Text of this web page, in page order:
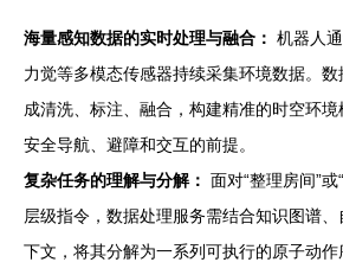
海量感知数据的实时处理与融合： 机器人
力觉等多模态传感器持续采集环境数据。
成清洗、标注、融合，构建精准的时空环
安全导航、避障和交互的前提。
复杂任务的理解与分解： 面对“整理房间”
层级指令，数据处理服务需结合知识图谱
下文，将其分解为一系列可执行的原子动作